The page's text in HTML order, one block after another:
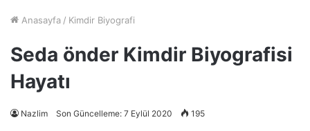
Anasayfa / Kimdir Biyografi
Seda önder Kimdir Biyografisi
Hayatı
Nazlim Son Güncelleme: 7 Eylül 2020 195